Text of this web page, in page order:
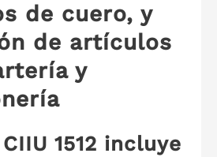
de cuero, y
de artículos
y
1512 incluye